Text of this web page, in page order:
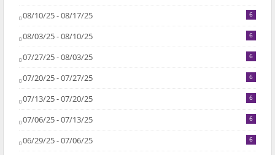
08/10/25 - 08/17/25 6
08/03/25 - 08/10/25 6
07/27/25 - 08/03/25 6
07/20/25 - 07/27/25 6
07/13/25 - 07/20/25 6
07/06/25 - 07/13/25 6
06/29/25 - 07/06/25 6